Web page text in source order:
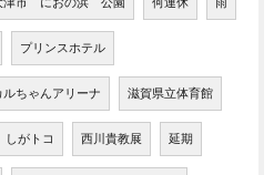
プリンスホテル
ルちゃんアリーナ 滋賀県立体育館
しがトコ 西川貴教展 延期